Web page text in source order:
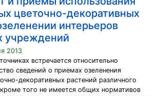
цветочно-декоративных
интерьеров
учреждений
2013
встречается относительно
сведений о приемах озеленения
декоративных растений различного
того не имеется общих нормативов